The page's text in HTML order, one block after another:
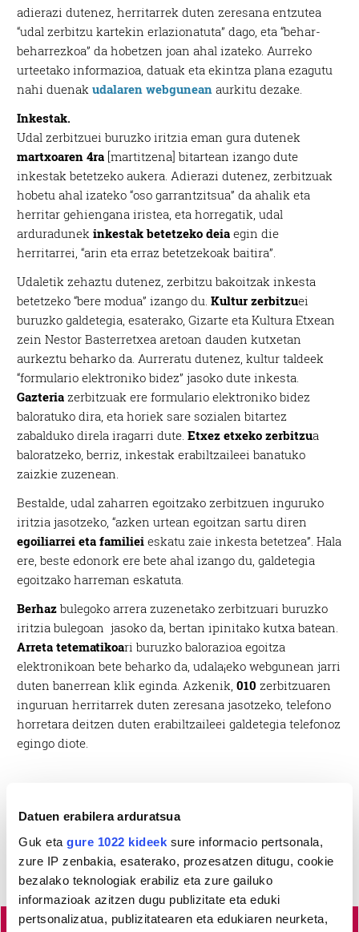
Datuen erabilera arduratsua
Guk eta gure 1022 kideek sure informacio pertsonala,
zure IP zenbakia, esaterako, prozesatzen ditugu, cookie
bezalako teknologiak erabiliz eta zure gailuko
informazioak azitzen dugu publizitate eta eduki
pertsonalizatua, publizitatearen eta edukiaren neurketa,
adierazi dutenez, herritarrek duten zeresana entzutea
“udal zerbitzu kartekin erlazionatuta” dago, eta “behar-
beharrezkoa” da hobetzen joan ahal izateko. Aurreko
urteetako informazioa, datuak eta ekintza plana ezagutu
nahi duenakudalaren webgunean aurkitu dezake.
Inkestak.
Udal zerbitzuei buruzko iritzia eman gura dutenek
martxoaren 4ra [martitzena] bitartean izango dute
inkestak betetzeko aukera. Adierazi dutenez, zerbitzuak
hobetu ahal izateko “oso garrantzitsua” da ahalik eta
herritar gehiengana iristea, eta horregatik, udal
arduradunekinkestak betetzeko deia egin die
herritarrei, “arin eta erraz betetzekoak baitira”.
Udaletik zehaztu dutenez, zerbitzu bakoitzak inkesta
betetzeko “bere modua” izango du.Kultur zerbitzuei
buruzko galdetegia, esaterako, Gizarte eta Kultura Etxean
zein Nestor Basterretxea aretoan dauden kutxetan
aurkeztu beharko da. Aurreratu dutenez, kultur taldeek
“formulario elektroniko bidez” jasoko dute inkesta.
Gazteria zerbitzuak ere formulario elektroniko bidez
baloratuko dira, eta horiek sare sozialen bitartez
zabalduko direla iragarri dute.Etxez etxeko zerbitzua
baloratzeko, berriz, inkestak erabiltzaileei banatuko
zaizkie zuzenean.
Bestalde, udal zaharren egoitzako zerbitzuen inguruko
iritzia jasotzeko, “azken urtean egoitzan sartu diren
egoiliarrei eta familiei eskatu zaie inkesta betetzea”. Hala
ere, beste edonork ere bete ahal izango du, galdetegia
egoitzako harreman eskatuta.
Berhaz bulegoko arrera zuzenetako zerbitzuari buruzko
iritzia bulegoan jasoko da, bertan ipinitako kutxa batean.
Arreta tetematikoari buruzko balorazioa egoitza
elektronikoan bete beharko da, udala¡eko webgunean jarri
duten banerrean klik eginda. Azkenik, 010 zerbitzuaren
inguruan herritarrek duten zeresana jasotzeko, telefono
horretara deitzen duten erabiltzaileei galdetegia telefonoz
egingo diote.